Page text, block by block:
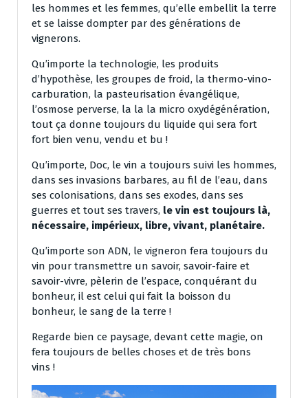
les hommes et les femmes, qu’elle embellit la terre
et se laisse dompter par des générations de
vignerons.
Qu’importe la technologie, les produits
d’hypothèse, les groupes de froid, la thermo-vino-
carburation, la pasteurisation évangélique,
l’osmose perverse, la la la micro oxydégénération,
tout ça donne toujours du liquide qui sera fort
fort bien venu, vendu et bu !
Qu’importe, Doc, le vin a toujours suivi les hommes,
dans ses invasions barbares, au fil de l’eau, dans
ses colonisations, dans ses exodes, dans ses
guerres et tout ses travers, le vin est toujours là,
nécessaire, impérieux, libre, vivant, planétaire.
Qu’importe son ADN, le vigneron fera toujours du
vin pour transmettre un savoir, savoir-faire et
savoir-vivre, pèlerin de l’espace, conquérant du
bonheur, il est celui qui fait la boisson du
bonheur, le sang de la terre !
Regarde bien ce paysage, devant cette magie, on
fera toujours de belles choses et de très bons
vins !